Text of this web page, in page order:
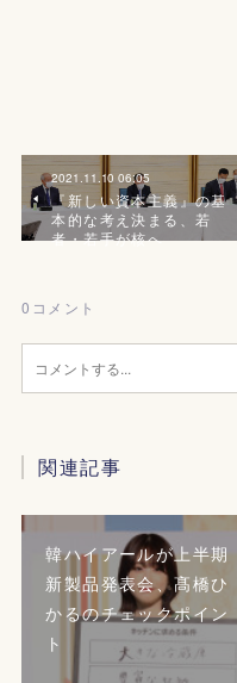
2021.11.10 06:05
『新しい資本主義』の基
本的な考え決まる、若
者・若手が核へ
0 コメント
関連記事
韓ハイアールが上半期
新製品発表会、髙橋ひ
かるのチェックポイン
ト